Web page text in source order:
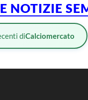
NOTIZIE
diCalciomercato